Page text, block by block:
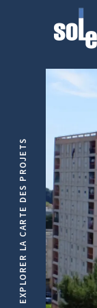
EXPLORER LA CARTE DES PROJETS